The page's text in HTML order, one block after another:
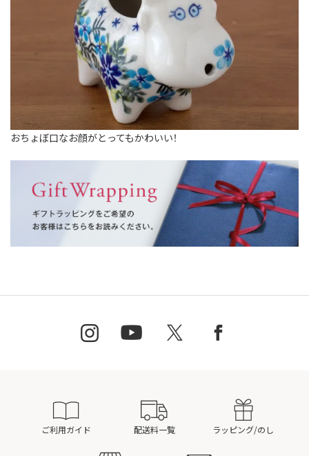
おちょぼ口なお顔がとってもかわいい！
ご利用ガイド 配送料一覧 ラッピング/のし